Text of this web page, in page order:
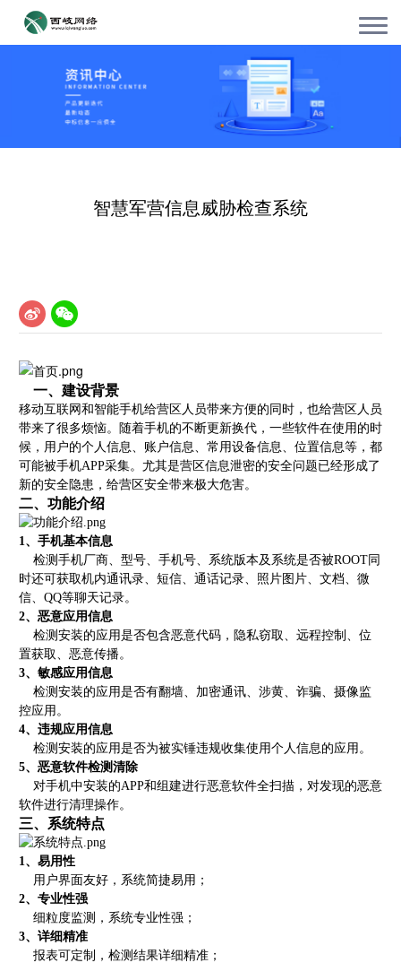
智慧军营信息威胁检查系统
一、建设背景
移动互联网和智能手机给营区人员带来方便的同时，也给营区人员
带来了很多烦恼。随着手机的不断更新换代，一些软件在使用的时
候，用户的个人信息、账户信息、常用设备信息、位置信息等，都
可能被手机APP采集。尤其是营区信息泄密的安全问题已经形成了
新的安全隐患，给营区安全带来极大危害。
二、功能介绍
1、手机基本信息
检测手机厂商、型号、手机号、系统版本及系统是否被ROOT同
时还可获取机内通讯录、短信、通话记录、照片图片、文档、微
信、QQ等聊天记录。
2、恶意应用信息
检测安装的应用是否包含恶意代码，隐私窃取、远程控制、位
置获取、恶意传播。
3、敏感应用信息
检测安装的应用是否有翻墙、加密通讯、涉黄、诈骗、摄像监
控应用。
4、违规应用信息
检测安装的应用是否为被实锤违规收集使用个人信息的应用。
5、恶意软件检测清除
对手机中安装的APP和组建进行恶意软件全扫描，对发现的恶意
软件进行清理操作。
三、系统特点
1、易用性
用户界面友好，系统简捷易用；
2、专业性强
细粒度监测，系统专业性强；
3、详细精准
报表可定制，检测结果详细精准；